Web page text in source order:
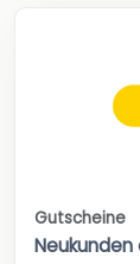
Gutscheine